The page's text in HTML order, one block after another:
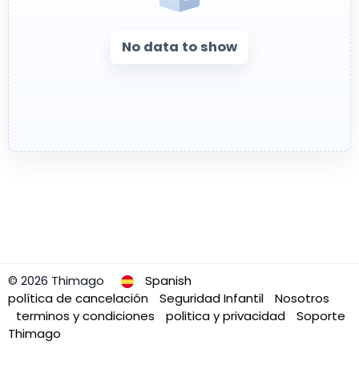
No data to show
© 2026 Thimago
Spanish
política de cancelación
Seguridad Infantil
Nosotros
terminos y condiciones
politica y privacidad
Soporte
Thimago